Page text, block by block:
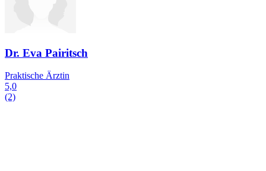
Dr. Eva Pairitsch
Praktische Ärztin
5,0
(2)